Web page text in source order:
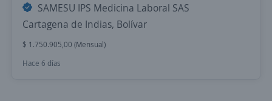
SAMESU IPS Medicina Laboral SAS
Cartagena de Indias, Bolívar
$ 1.750.905,00 (Mensual)
Hace 6 días